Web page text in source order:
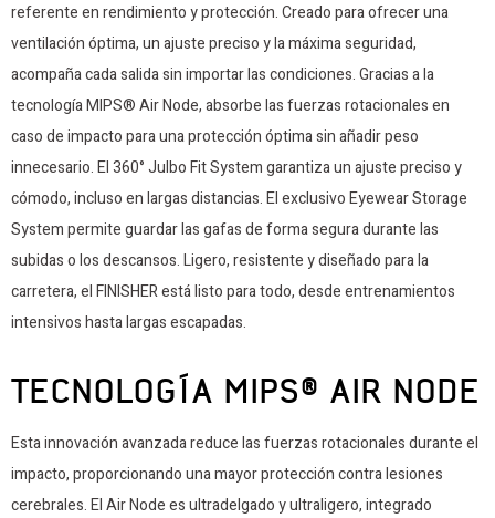
referente en rendimiento y protección. Creado para ofrecer una
ventilación óptima, un ajuste preciso y la máxima seguridad,
acompaña cada salida sin importar las condiciones. Gracias a la
tecnología MIPS® Air Node, absorbe las fuerzas rotacionales en
caso de impacto para una protección óptima sin añadir peso
innecesario. El 360° Julbo Fit System garantiza un ajuste preciso y
cómodo, incluso en largas distancias. El exclusivo Eyewear Storage
System permite guardar las gafas de forma segura durante las
subidas o los descansos. Ligero, resistente y diseñado para la
carretera, el FINISHER está listo para todo, desde entrenamientos
intensivos hasta largas escapadas.
TECNOLOGÍA MIPS® AIR NODE
Esta innovación avanzada reduce las fuerzas rotacionales durante el
impacto, proporcionando una mayor protección contra lesiones
cerebrales. El Air Node es ultradelgado y ultraligero, integrado